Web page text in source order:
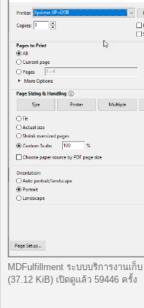
MDFulfillment ระบบบริการงานเก็
(37.12 KiB) เปิดดูแล้ว 59446 ครั้ง